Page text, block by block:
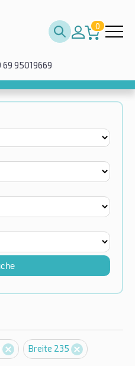
0
95019669
Breite 235